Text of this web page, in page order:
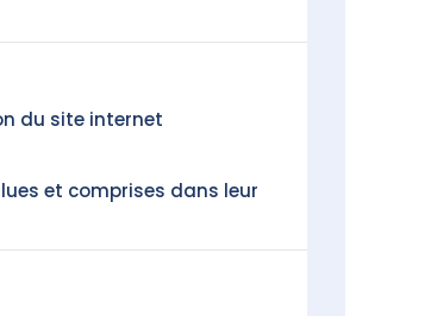
du site internet
et comprises dans leur